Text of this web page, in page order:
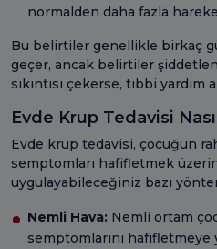
normalden daha fazla
Bu belirtiler genellikle birkaç
geçer, ancak belirtiler
sıkıntısı çekerse, tıbbi
Evde Krup Tedavisi Nasıl
Evde krup tedavisi, çocuğun
semptomları hafifletmek
uygulayabileceğiniz bazı
Nemli Hava: Nemli ortam
semptomlarını hafifletmeye